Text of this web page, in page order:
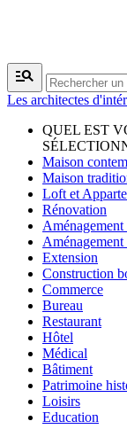
manage_search
Les architectes
QUEL EST
Maison
Maison
Loft et
Rénovation
Extension
Construction
Commerce
Bureau
Restaurant
Hôtel
Médical
Bâtiment
Patrimoine
Loisirs
Education